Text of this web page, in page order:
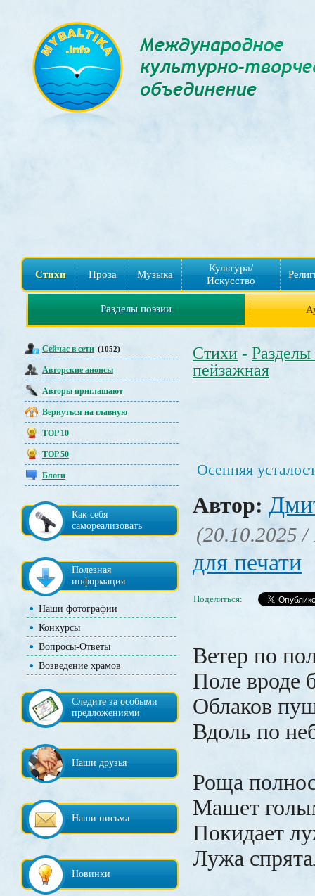
Стихи Проза Музыка
Культура/
Искусство
Разделы поэзии
Сейчас в сети (1052)
Авторские анонсы
Авторы приглашают
Вернуться на главную
TOP 10
TOP 50
Блоги
Как себя
самореализовать
Полезная
информация
Наши фотографии
Конкурсы
Вопросы-Ответы
Возведение храмов
Следите за особыми
предложениями
Наши друзья
Наши письма
Новинки
Стихи - Разделы
пейзажная
Осенняя
Автор:
(20.10.2025 /
для печати
Поделиться:
Ветер по
Поле вроде
Облаков
Вдоль по
Роща
Машет
Покидает
Лужа